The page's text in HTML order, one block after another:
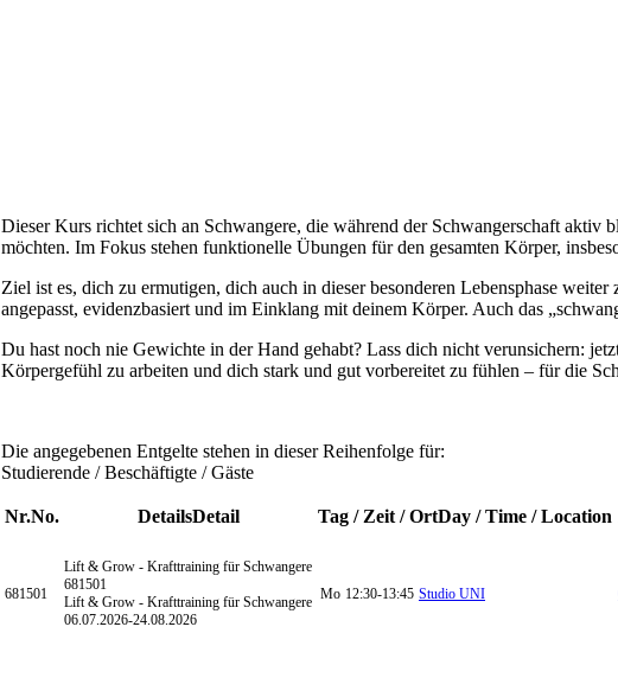
Dieser Kurs richtet sich an Schwangere, die während der Schwangerschaft
möchten. Im Fokus stehen funktionelle Übungen für den gesamten Körper,
Ziel ist es, dich zu ermutigen, dich auch in dieser besonderen Lebensphase
angepasst, evidenzbasiert und im Einklang mit deinem Körper. Auch das
Du hast noch nie Gewichte in der Hand gehabt? Lass dich nicht verunsichern:
Körpergefühl zu arbeiten und dich stark und gut vorbereitet zu fühlen – für die
Die angegebenen Entgelte stehen in dieser Reihenfolge für:
Studierende / Beschäftigte / Gäste
Nr.No. DetailsDetail Tag / Zeit / OrtDay / Time / Location
681501
Lift & Grow - Krafttraining für Schwangere
681501
Lift & Grow - Krafttraining für Schwangere
06.07.2026-24.08.2026
Mo 12:30-13:45 Studio UNI